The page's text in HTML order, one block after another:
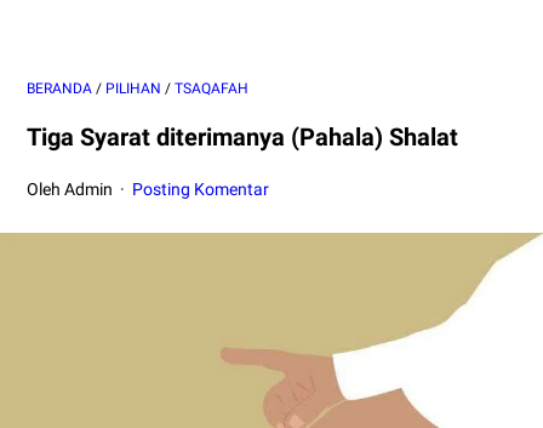
BERANDA / PILIHAN / TSAQAFAH
Tiga Syarat diterimanya (Pahala) Shalat
Oleh Admin Posting Komentar